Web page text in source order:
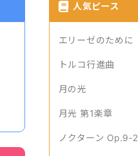
人気ピース
エリーゼのために
トルコ行進曲
月の光
月光 第1楽章
ノクターン Op.9-2